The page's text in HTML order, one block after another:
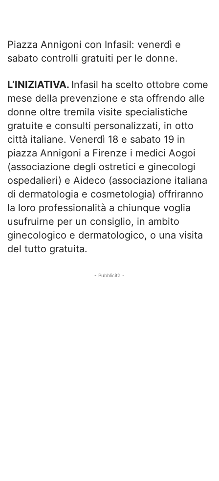
Piazza Annigoni con Infasil: venerdì e
sabato controlli gratuiti per le donne.
L’INIZIATIVA. Infasil ha scelto ottobre come
mese della prevenzione e sta offrendo alle
donne oltre tremila visite specialistiche
gratuite e consulti personalizzati, in otto
città italiane. Venerdì 18 e sabato 19 in
piazza Annigoni a Firenze i medici Aogoi
(associazione degli ostretici e ginecologi
ospedalieri) e Aideco (associazione italiana
di dermatologia e cosmetologia) offriranno
la loro professionalità a chiunque voglia
usufruirne per un consiglio, in ambito
ginecologico e dermatologico, o una visita
del tutto gratuita.
- Pubblicità -